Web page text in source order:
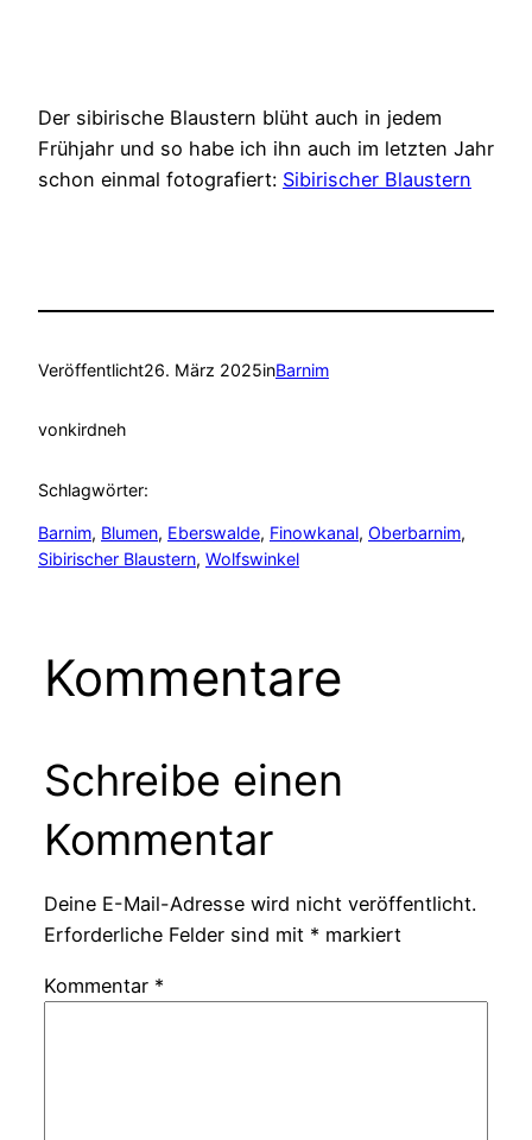
Der sibirische Blaustern blüht auch in jedem
Frühjahr und so habe ich ihn auch im letzten Jahr
schon einmal fotografiert: Sibirischer Blaustern
Veröffentlicht26. März 2025inBarnim
vonkirdneh
Schlagwörter:
Barnim, Blumen, Eberswalde, Finowkanal, Oberbarnim
Sibirischer Blaustern, Wolfswinkel
Kommentare
Schreibe einen
Kommentar
Deine E-Mail-Adresse wird nicht veröffentlicht.
Erforderliche Felder sind mit * markiert
Kommentar *